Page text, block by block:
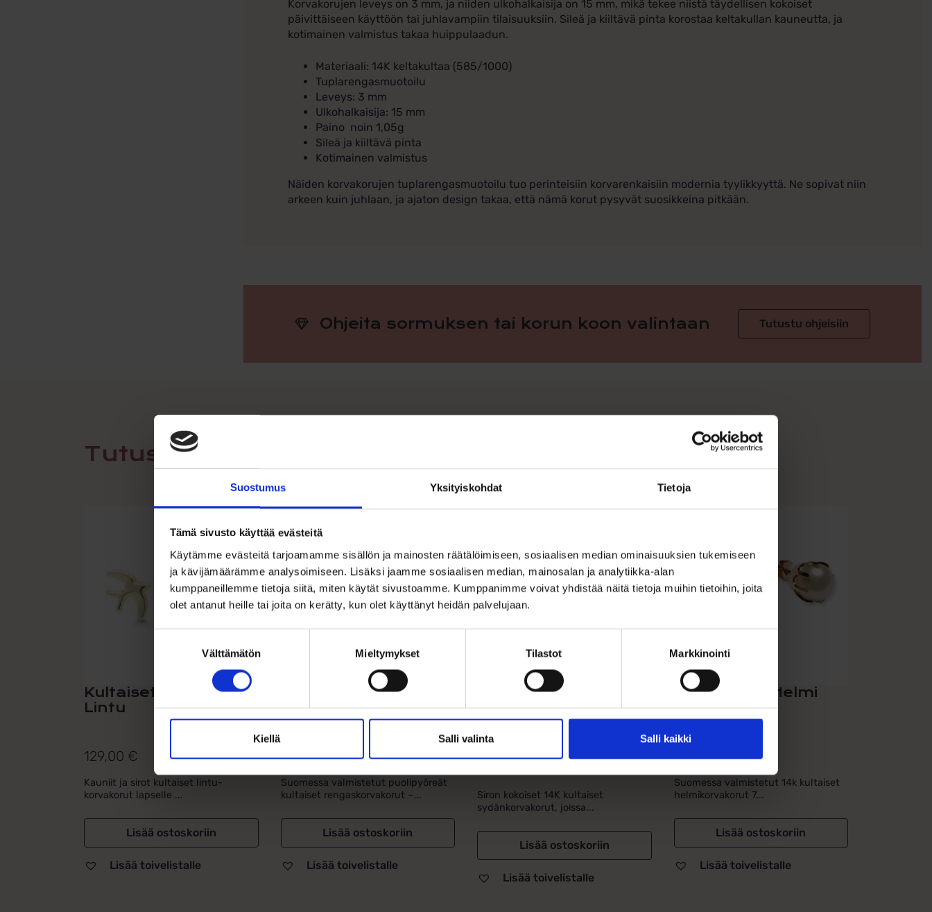
Suostumus Yksityiskohdat Tietoja
Tämä sivusto käyttää evästeitä
Käytämme evästeitä tarjoamamme sisällön ja mainosten räätälöimiseen, sosiaalisen median ominaisuuksien tukemiseen
ja kävijämäärämme analysoimiseen. Lisäksi jaamme sosiaalisen median, mainosalan ja analytiikka-alan
kumppaneillemme tietoja siitä, miten käytät sivustoamme. Kumppanimme voivat yhdistää näitä tietoja muihin tietoihin, joita
olet antanut heille tai joita on kerätty, kun olet käyttänyt heidän palvelujaan.
Välttämätön Mieltymykset Tilastot Markkinointi
Kiellä Salli valinta Salli kaikki
Korvakorujen leveys on 3 mm, ja niiden ulkohalkaisija on 15 mm, mikä tekee niistä täydellisen kokoiset
päivittäiseen käyttöön tai juhlavampiin tilaisuuksiin. Sileä ja kiiltävä pinta korostaa keltakullan kauneutta, ja
kotimainen valmistus takaa huippulaadun.
Materiaali: 14K keltakultaa (585/1000)
Tuplarengasmuotoilu
Leveys: 3 mm
Ulkohalkaisija: 15 mm
Paino noin 1,05g
Sileä ja kiiltävä pinta
Kotimainen valmistus
Näiden korvakorujen tuplarengasmuotoilu tuo perinteisiin korvarenkaisiin modernia tyylikkyyttä. Ne sopivat niin
arkeen kuin juhlaan, ja ajaton design takaa, että nämä korut pysyvät suosikkeina pitkään.
Ohjeita sormuksen tai korun koon valintaan Tutustu ohjeisiin
Tutustu myös
Kultaiset korvakorut
Lintu
129,00 €
Kauniit ja sirot kultaiset lintu-
korvakorut lapselle ...
Lisää ostoskoriin
Lisää toivelistalle
Korvarenkaat kultaa
3mm x 20mm
229,00€
Suomessa valmistetut puolipyöreät
kultaiset rengaskorvakorut –...
Lisää ostoskoriin
Lisää toivelistalle
Kultaiset
Sydänkorvakorut
Kirkkaalla
Zirkoniaki...
Siron kokoiset 14K kultaiset
sydänkorvakorut, joissa...
Lisää ostoskoriin
Lisää toivelistalle
Korvakorut Helmi
7mm kultaa
209,00€
Suomessa valmistetut 14k kultaiset
helmikorvakorut 7...
Lisää ostoskoriin
Lisää toivelistalle